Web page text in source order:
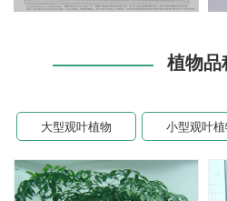
植物品
大型观叶植物 小型观叶